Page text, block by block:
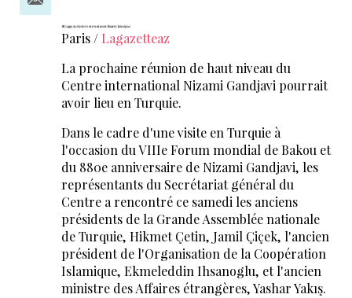
Paris / Lagazetteaz
La prochaine réunion de haut niveau du
Centre international Nizami Gandjavi pourrait
avoir lieu en Turquie.
Dans le cadre d'une visite en Turquie à
l'occasion du VIIIe Forum mondial de Bakou et
du 880e anniversaire de Nizami Gandjavi, les
représentants du Secrétariat général du
Centre a rencontré ce samedi les anciens
présidents de la Grande Assemblée nationale
de Turquie, Hikmet Çetin, Jamil Çiçek, l'ancien
président de l'Organisation de la Coopération
Islamique, Ekmeleddin Ihsanoglu, et l'ancien
ministre des Affaires étrangères, Yashar Yakış.